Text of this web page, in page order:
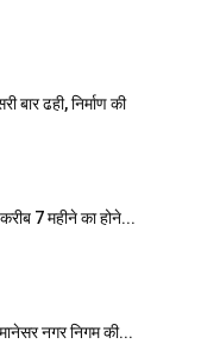
बार ढही, निर्माण की
7 महीने का होने...
नगर निगम की...